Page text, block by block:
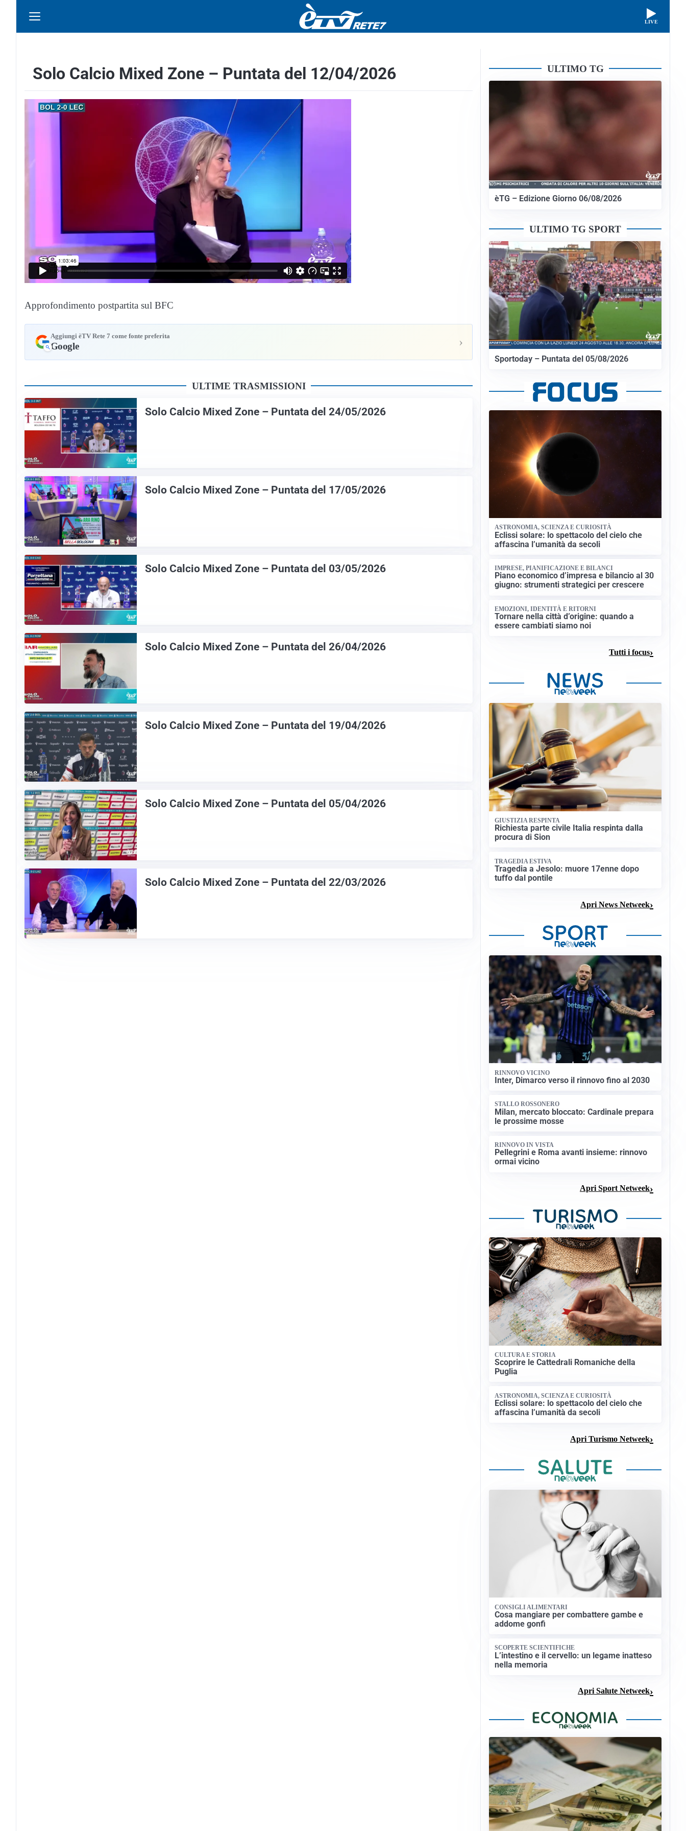
LIVE
Solo Calcio Mixed Zone – Puntata del 12/04/2026
Approfondimento postpartita sul BFC
Aggiungi èTV Rete 7 come fonte preferita
Google ›
ULTIME TRASMISSIONI
Solo Calcio Mixed Zone – Puntata del 24/05/2026
Solo Calcio Mixed Zone – Puntata del 17/05/2026
Solo Calcio Mixed Zone – Puntata del 03/05/2026
Solo Calcio Mixed Zone – Puntata del 26/04/2026
Solo Calcio Mixed Zone – Puntata del 19/04/2026
Solo Calcio Mixed Zone – Puntata del 05/04/2026
Solo Calcio Mixed Zone – Puntata del 22/03/2026
ULTIMO TG
èTG – Edizione Giorno 06/08/2026
ULTIMO TG SPORT
Sportoday – Puntata del 05/08/2026
ASTRONOMIA, SCIENZA E CURIOSITÀ
Eclissi solare: lo spettacolo del cielo che
affascina l’umanità da secoli
IMPRESE, PIANIFICAZIONE E BILANCI
Piano economico d’impresa e bilancio al 30
giugno: strumenti strategici per crescere
EMOZIONI, IDENTITÀ E RITORNI
Tornare nella città d’origine: quando a
essere cambiati siamo noi
Tutti i focus
GIUSTIZIA RESPINTA
Richiesta parte civile Italia respinta dalla
procura di Sion
TRAGEDIA ESTIVA
Tragedia a Jesolo: muore 17enne dopo
tuffo dal pontile
Apri News Netweek
RINNOVO VICINO
Inter, Dimarco verso il rinnovo fino al 2030
STALLO ROSSONERO
Milan, mercato bloccato: Cardinale prepara
le prossime mosse
RINNOVO IN VISTA
Pellegrini e Roma avanti insieme: rinnovo
ormai vicino
Apri Sport Netweek
CULTURA E STORIA
Scoprire le Cattedrali Romaniche della
Puglia
ASTRONOMIA, SCIENZA E CURIOSITÀ
Eclissi solare: lo spettacolo del cielo che
affascina l’umanità da secoli
Apri Turismo Netweek
CONSIGLI ALIMENTARI
Cosa mangiare per combattere gambe e
addome gonfi
SCOPERTE SCIENTIFICHE
L’intestino e il cervello: un legame inatteso
nella memoria
Apri Salute Netweek